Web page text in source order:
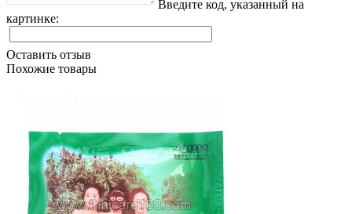
Введите код, указанный на
картинке:
Оставить отзыв
Похожие товары